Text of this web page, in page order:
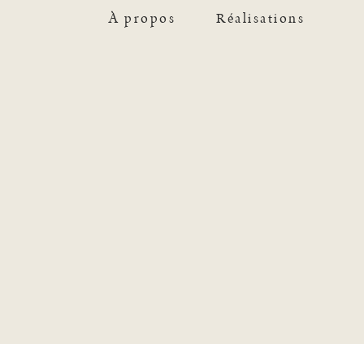
À propos Réalisations